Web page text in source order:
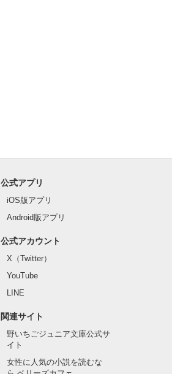
公式アプリ
iOS版アプリ
Android版アプリ
公式アカウント
X（Twitter）
YouTube
LINE
関連サイト
野いちごジュニア文庫公式サ
イト
女性に人気の小説を読むな